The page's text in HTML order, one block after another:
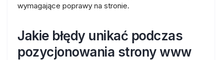
wymagające poprawy na stronie.
Jakie błędy unikać podczas
pozycjonowania strony www